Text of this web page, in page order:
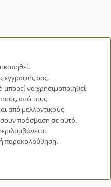
εγγραφής σας,
μπορεί να χρησιμοποιηθεί
από τους
από μελλοντικούς
πρόσβαση σε αυτό.
παρακολούθηση.